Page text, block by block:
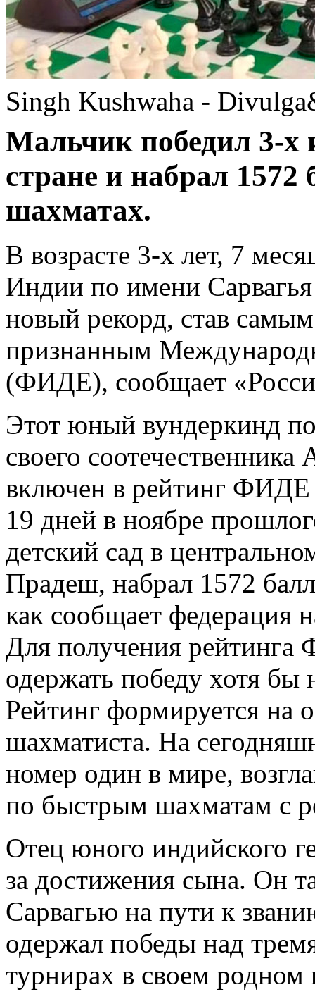
Singh Kushwaha -
Мальчик победил 3-х
стране и набрал
шахматах.
В возрасте 3-х лет, 7
Индии по имени
новый рекорд, став
признанным
(ФИДЕ), сообщает
Этот юный вундеркинд
своего
включен в рейтинг ФИДЕ
19 дней в ноябре
детский сад в
Прадеш, набрал 1572
как сообщает федерация
Для получения
одержать победу хотя бы
Рейтинг формируется на
шахматиста. На
номер один в мире,
по быстрым шахматам с
Отец юного индийского
за достижения сына. Он
Сарвагью на пути к
одержал победы над
турнирах в своем родном